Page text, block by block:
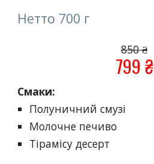
Нетто 700 г
850₴
799 ₴
Смаки:
Полуничний смузі
Молочне печиво
Тірамісу десерт